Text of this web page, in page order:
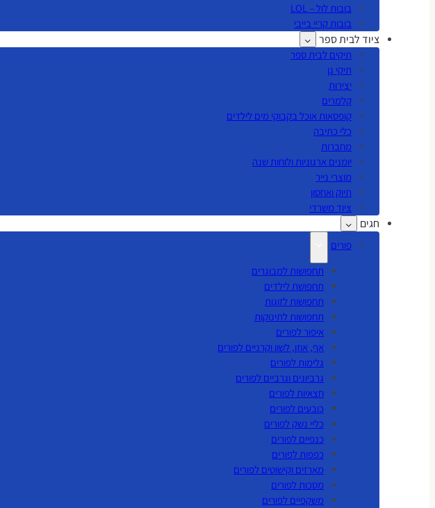
בובות לול – LOL
בובות קריי בייבי
ציוד לבית ספר
תיקים לבית ספר
תיקי גן
יצירות
קלמרים
קופסאות אוכל בקבוקי מים לילדים
כלי כתיבה
מחברות
יומנים ארגוניות ולוחות שנה
מוצרי נייר
תיוק ואחסון
ציוד משרדי
חגים
פורים
תחפושות למבוגרים
תחפושת לילדים
תחפושות לזוגות
תחפושות לתינוקות
איפור לפורים
אף, אוזן, לשון וקרניים לפורים
גלימות לפורים
גרביונים וגרביים לפורים
חצאיות לפורים
כובעים לפורים
כליי נשק לפורים
כנפיים לפורים
כפפות לפורים
מארזים וקישוטים לפורים
מסכות לפורים
משקפיים לפורים